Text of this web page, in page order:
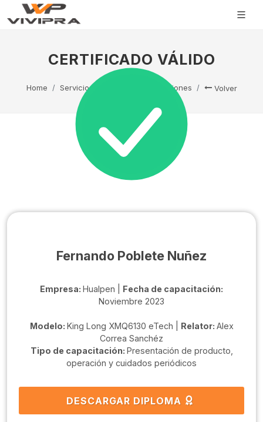
CERTIFICADO VÁLIDO
Home Servicio Técnico Capacitaciones Volver
Fernando Poblete Nuñez
Empresa: Hualpen | Fecha de capacitación:
Noviembre 2023
Modelo: King Long XMQ6130 eTech | Relator: Alex
Correa Sanchéz
Tipo de capacitación: Presentación de producto,
operación y cuidados periódicos
DESCARGAR DIPLOMA